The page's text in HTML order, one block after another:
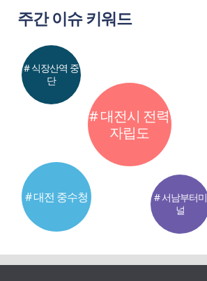
주간 이슈 키워드
# 대전시 전력
자립도
# 대전 중수청
# 식장산역 중
단
# 서남부터미
널